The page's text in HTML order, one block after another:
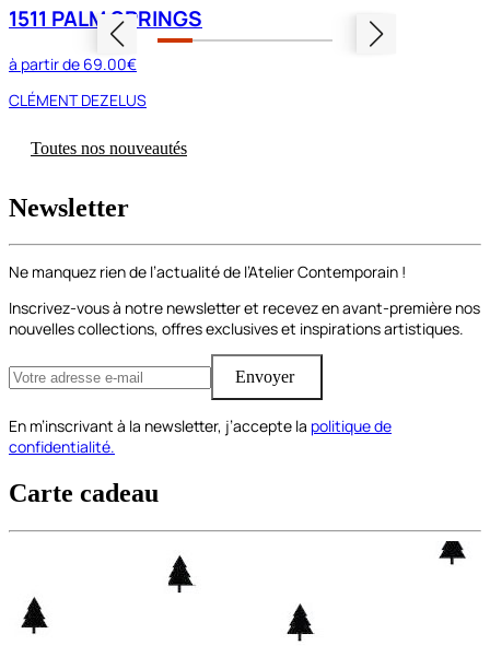
1511 PALM SPRINGS
à partir de 69.00€
CLÉMENT DEZELUS
Toutes nos nouveautés
Newsletter
Ne manquez rien de l’actualité de l’Atelier Contemporain !
Inscrivez-vous à notre newsletter et recevez en avant-première nos
nouvelles collections, offres exclusives et inspirations artistiques.
Envoyer
En m’inscrivant à la newsletter, j’accepte la politique de
confidentialité.
Carte cadeau